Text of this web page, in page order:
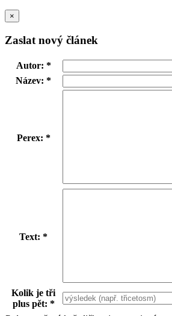
×
Zaslat nový článek
Autor: *
Název: *
Perex: *
Text: *
Kolik je tři
plus pět: *